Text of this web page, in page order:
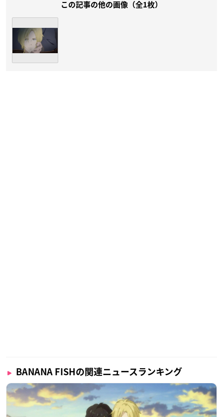
この記事の他の画像（全1枚）
BANANA FISHの関連ニュースランキング